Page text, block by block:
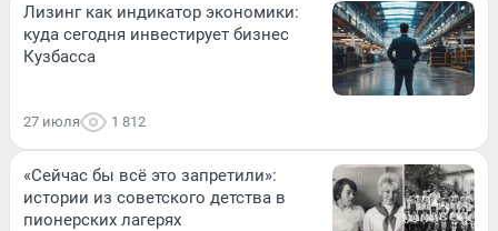
Лизинг как индикатор экономики:
куда сегодня инвестирует бизнес
Кузбасса
27 июля 1 812
«Сейчас бы всё это запретили»:
истории из советского детства в
пионерских лагерях